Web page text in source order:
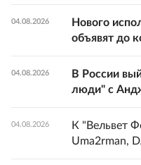
04.08.2026
Нового
объявят до
04.08.2026
В России
люди" с
04.08.2026
К "Вельвет
Uma2rman,